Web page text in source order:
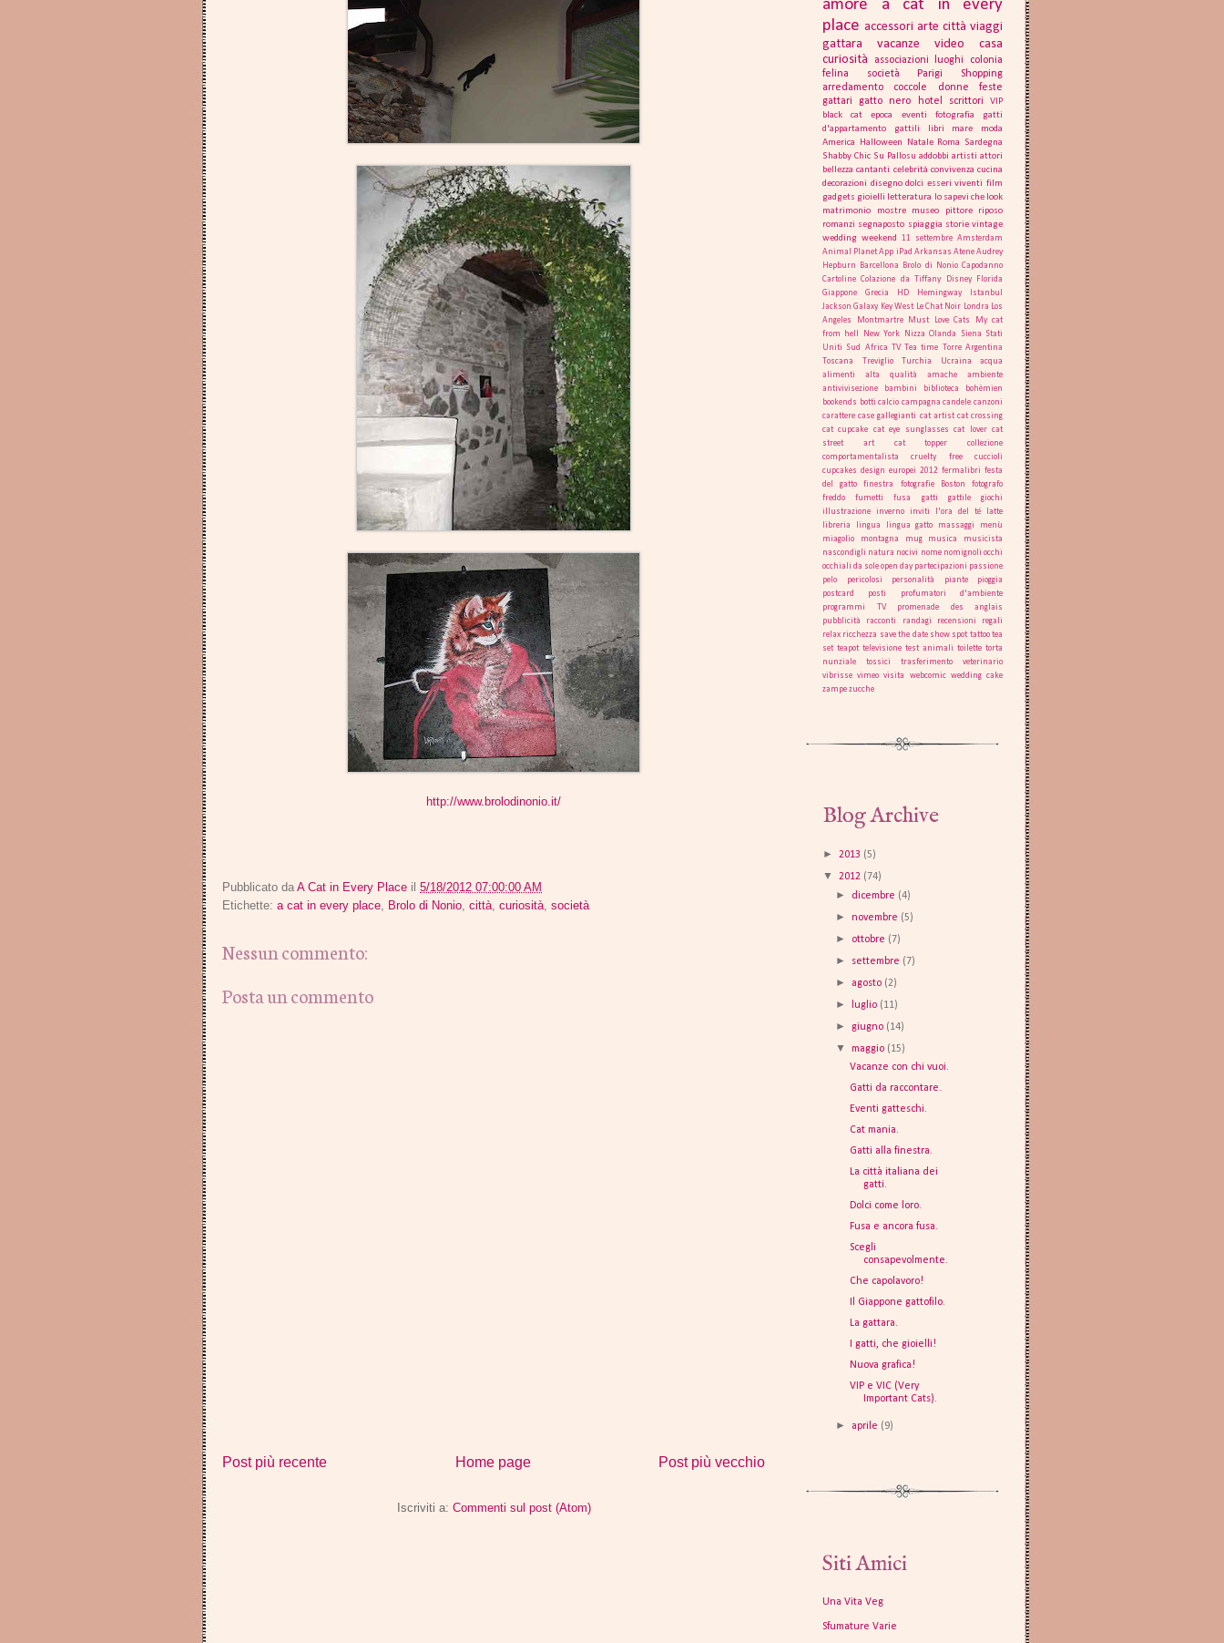
http://www.brolodinonio.it/
Pubblicato daA Cat in Every Place il 5/18/2012 07:00:00 AM
Etichette: a cat in every place, Brolo di Nonio, città, curiosità, società
Nessun commento:
Posta un commento
Post più recente Post più vecchio
Home page
Iscriviti a: Commenti sul post (Atom)
amore
a cat in every
place accessori arte città viaggi
gattara
vacanze video
casa
curiosità
associazioni luoghi
colonia
felina
società Parigi
Shopping
arredamento
coccole donne
feste
gattari
gatto nero hotel scrittori
VIP
black cat
epoca eventi fotografia
gatti
d'appartamento
gattili libri mare
moda
America
Halloween Natale Roma
Sardegna
Shabby Chic Su Pallosu addobbi artisti attori
bellezza cantanti celebrità convivenza cucina
decorazioni disegno dolci esseri viventi film
gadgets gioielli letteratura lo sapevi che look
matrimonio
mostre museo pittore
riposo
romanzi segnaposto spiaggia storie vintage
wedding weekend 11 settembre Amsterdam
Animal Planet App iPad Arkansas Atene Audrey
Hepburn
Barcellona Brolo di Nonio Capodanno
Cartoline
Colazione da Tiffany Disney
Florida
Giappone
Grecia HD Hemingway
Istanbul
Jackson Galaxy Key West Le Chat Noir Londra
Los
Angeles
Montmartre Must Love Cats
My cat
from hell
New York Nizza Olanda Siena
Stati
Uniti
Sud Africa TV Tea time
Torre Argentina
Toscana
Treviglio Turchia Ucraina
acqua
alimenti
alta qualità amache
ambiente
antivivisezione
bambini biblioteca
bohèmien
bookends
botti calcio campagna candele canzoni
carattere case gallegianti cat artist cat crossing
cat cupcake
cat eye sunglasses cat lover
cat
street art
cat topper
collezione
comportamentalista
cruelty free
cuccioli
cupcakes design europei 2012 fermalibri festa
del gatto
finestra fotografie Boston
fotografo
freddo
fumetti fusa gatti gattile
giochi
illustrazione
inverno inviti l'ora del té
latte
libreria
lingua lingua gatto massaggi
menù
miagolio
montagna mug musica
musicista
nascondigli natura nocivi nome nomignoli occhi
occhiali da sole open day partecipazioni passione
pelo
pericolosi personalità piante
pioggia
postcard
posti
profumatori d'ambiente
programmi TV
promenade des anglais
pubblicità
racconti randagi recensioni
regali
relax ricchezza save the date show spot tattoo tea
set teapot televisione test animali toilette torta
nunziale
tossici trasferimento
veterinario
vibrisse vimeo visita webcomic wedding cake
zampe zucche
Blog Archive
► 2013 (5)
▼ 2012 (74)
► dicembre (4)
► novembre (5)
► ottobre (7)
► settembre (7)
► agosto (2)
► luglio (11)
►giugno (14)
▼ maggio (15)
Vacanze con chi vuoi.
Gatti da raccontare.
Eventi gatteschi.
Cat mania.
Gatti alla finestra.
La città italiana dei
gatti.
Dolci come loro.
Fusa e ancora fusa.
Scegli
consapevolmente.
Che capolavoro!
Il Giappone gattofilo.
La gattara.
I gatti, che gioielli!
Nuova grafica!
VIP e VIC (Very
Important Cats).
► aprile (9)
Siti Amici
Una Vita Veg
Sfumature Varie